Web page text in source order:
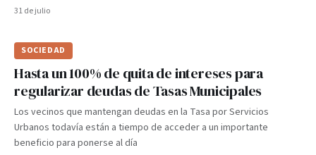
31 de julio
SOCIEDAD
Hasta un 100% de quita de intereses para
regularizar deudas de Tasas Municipales
Los vecinos que mantengan deudas en la Tasa por Servicios
Urbanos todavía están a tiempo de acceder a un importante
beneficio para ponerse al día